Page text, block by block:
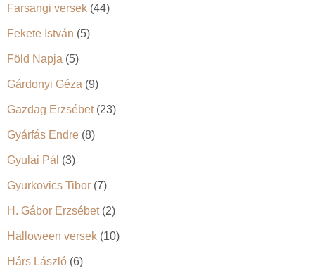
Farsangi versek (44)
Fekete István (5)
Föld Napja (5)
Gárdonyi Géza (9)
Gazdag Erzsébet(23)
Gyárfás Endre (8)
Gyulai Pál (3)
Gyurkovics Tibor (7)
H. Gábor Erzsébet(2)
Halloween versek (10)
Hárs László (6)